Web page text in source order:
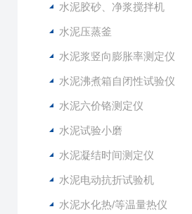
水泥胶砂、净浆搅拌机
水泥压蒸釜
水泥浆竖向膨胀率测定仪
水泥沸煮箱自闭性试验仪
水泥六价铬测定仪
水泥试验小磨
水泥凝结时间测定仪
水泥电动抗折试验机
水泥水化热/等温量热仪